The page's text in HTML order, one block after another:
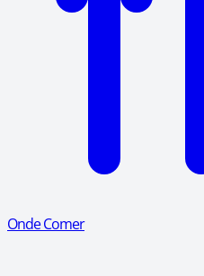
Onde Comer